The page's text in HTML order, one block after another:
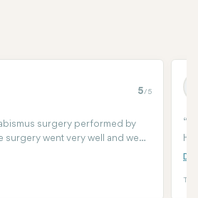
5/5
surgery performed by
surgery went very well and we
Me, my husband and the
stay. My daughter was